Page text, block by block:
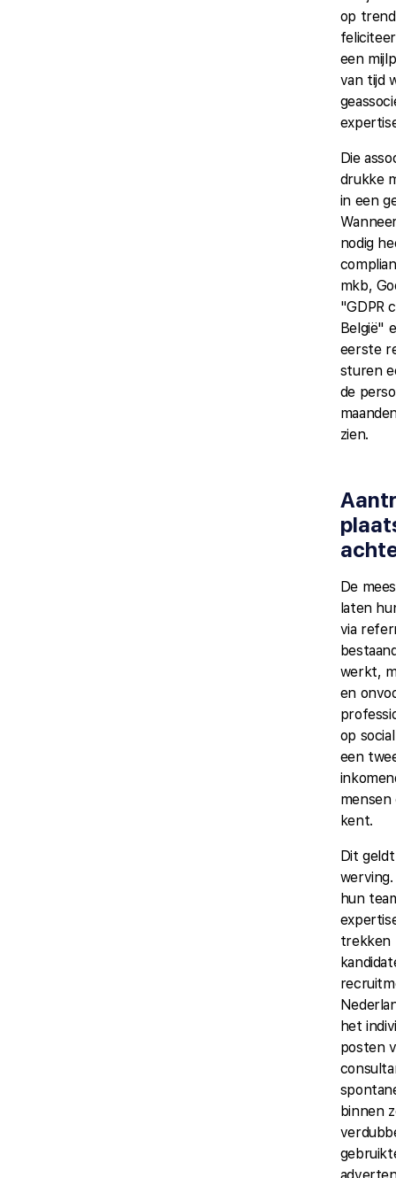
op
een
van tijd
Die
drukke
in een
nodig
mkb,
"GDPR
België"
eerste
sturen
de
zien.
De
laten
via
werkt,
en
op
een
mensen
kent.
Dit
hun
trekken
het
posten
binnen